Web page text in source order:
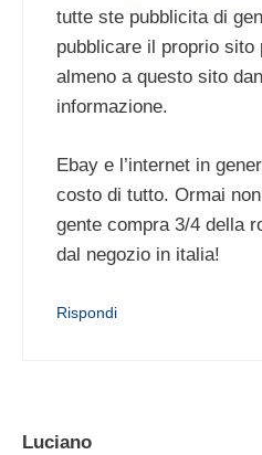
tutte ste pubblicita di
pubblicare il proprio sito
almeno a questo sito
informazione.
Ebay e l’internet in
costo di tutto. Ormai
gente compra 3/4 della
dal negozio in italia!
Rispondi
Luciano